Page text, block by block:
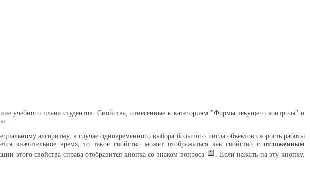
учебного плана студентов. Свойства, отнесенные к категориям "Формы текущего контроля" и
алгоритму, в случае одновременного выбора большого числа объектов скорость работы
значительное время, то такое свойство может отображаться как свойствос отложенным
этого свойства справа отобразится кнопка со знаком вопроса
. Если нажать на эту кнопку,